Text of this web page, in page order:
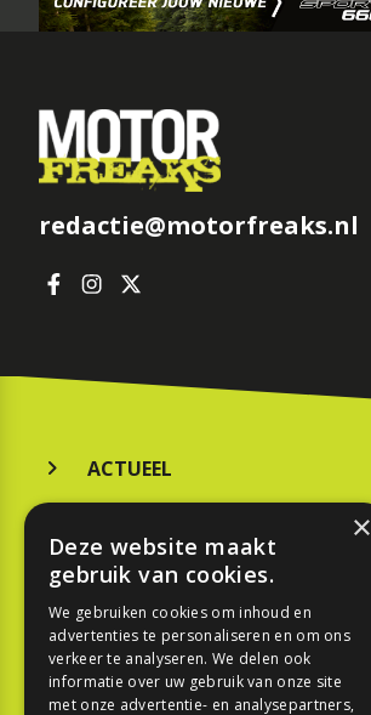
redactie@motorfreaks.nl
ACTUEEL
KOOPGIDS
TESTEN
SPORT
×
Deze website maakt
gebruik van cookies.
We gebruiken cookies om inhoud en
advertenties te personaliseren en om ons
verkeer te analyseren. We delen ook
informatie over uw gebruik van onze site
met onze advertentie- en analysepartners,